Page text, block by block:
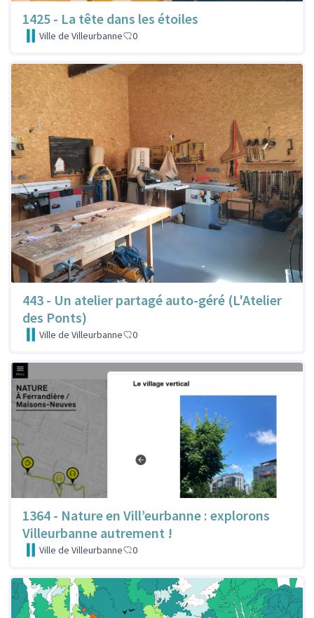
1425 - La tête dans les étoiles
Ville de Villeurbanne 0
443 - Un atelier partagé auto-géré (L'Atelier
des Ponts)
Ville de Villeurbanne 0
1364 - Nature en Vill’eurbanne : explorons
Villeurbanne autrement !
Ville de Villeurbanne 0